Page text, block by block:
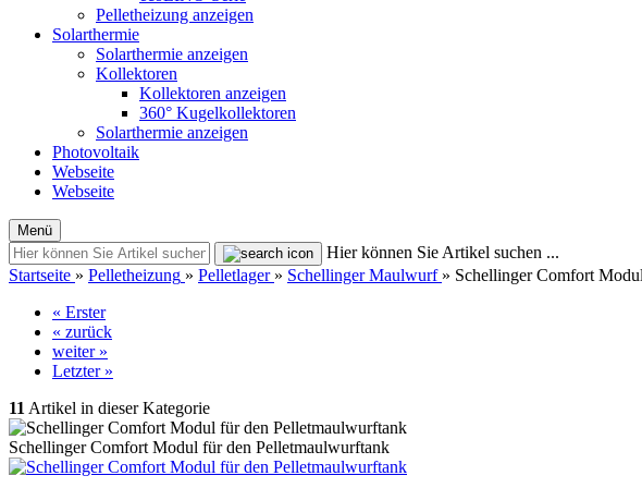
Pelletheizung anzeigen
Solarthermie
Solarthermie anzeigen
Kollektoren
Kollektoren anzeigen
360° Kugelkollektoren
Solarthermie anzeigen
Photovoltaik
Webseite
Webseite
Menü
Hier können Sie Artikel suchen ...
Startseite » Pelletheizung » Pelletlager » Schellinger Maulwurf » Schellinger Comfort
« Erster
« zurück
weiter »
Letzter »
11 Artikel in dieser Kategorie
Schellinger Comfort Modul für den Pelletmaulwurftank